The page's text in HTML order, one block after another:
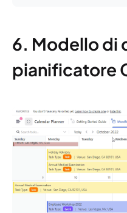
6. Modello di
pianificatore